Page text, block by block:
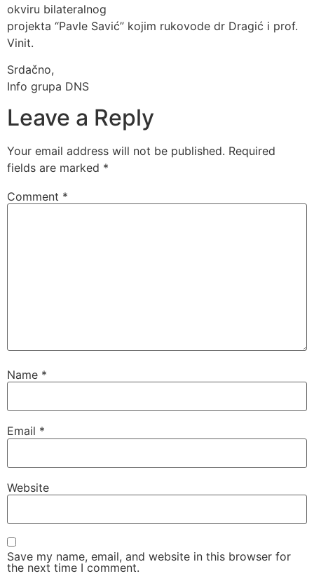
okviru bilateralnog
projekta “Pavle Savić” kojim rukovode dr Dragić i prof.
Vinit.
Srdačno,
Info grupa DNS
Leave a Reply
Your email address will not be published. Required
fields are marked *
Comment *
Name *
Email *
Website
Save my name, email, and website in this browser for
the next time I comment.